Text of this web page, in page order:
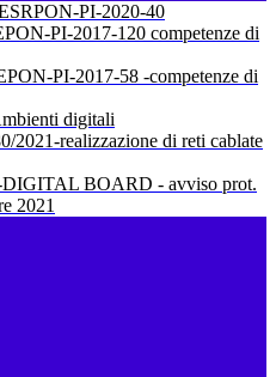
PI-2020-40
PI-2017-120 competenze di
PI-2017-58 -competenze di
digitali
2021-realizzazione di reti cablate
DIGITAL BOARD - avviso prot.
2021